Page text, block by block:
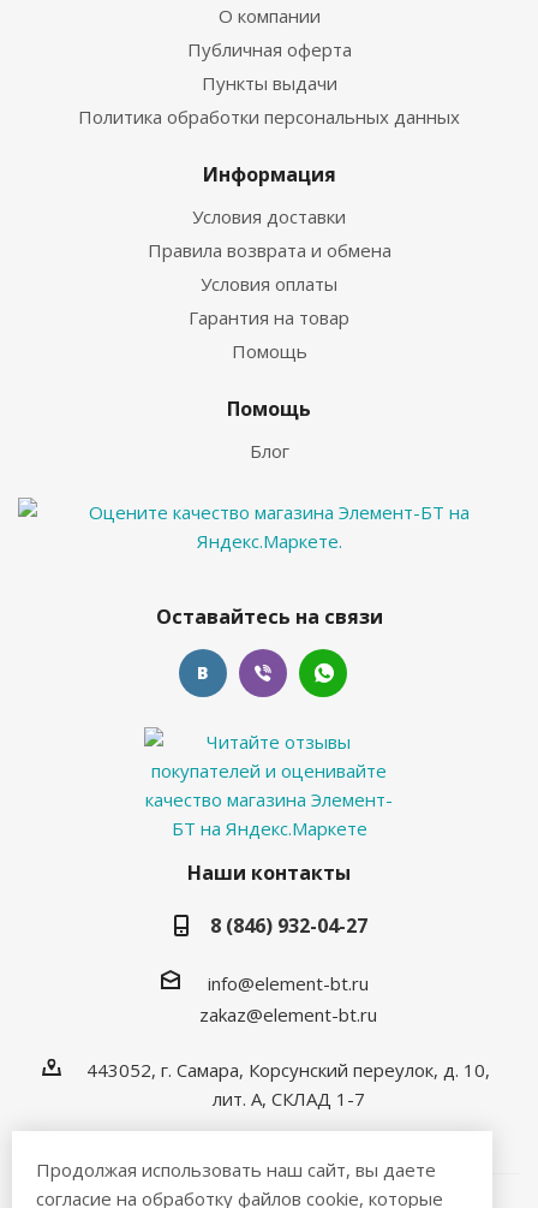
Продолжая использовать наш сайт, вы даете
согласие на обработку файлов cookie, которые
О компании
Публичная оферта
Пункты выдачи
Политика обработки персональных данных
Информация
Условия доставки
Правила возврата и обмена
Условия оплаты
Гарантия на товар
Помощь
Помощь
Блог
Оставайтесь на связи
Наши контакты
8 (846) 932-04-27
info@element-bt.ru
zakaz@element-bt.ru
443052, г. Самара, Корсунский переулок, д. 10,
лит. А, СКЛАД 1-7